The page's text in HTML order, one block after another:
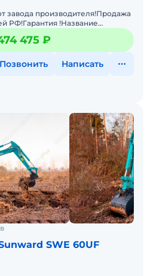
завода производителя!Продажа
РФ!Гарантия !Название
кгСпособность преодолевать
475 ₽
Позвонить Написать
SWE 60UF